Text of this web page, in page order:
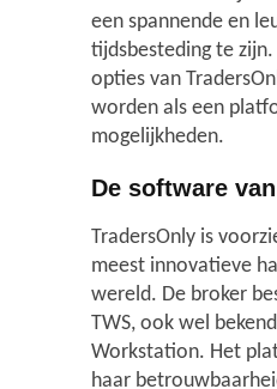
een spannende en
tijdsbesteding te
opties van
worden als een
mogelijkheden.
De software
TradersOnly is
meest innovatieve
wereld. De broker
TWS, ook wel
Workstation. Het
haar